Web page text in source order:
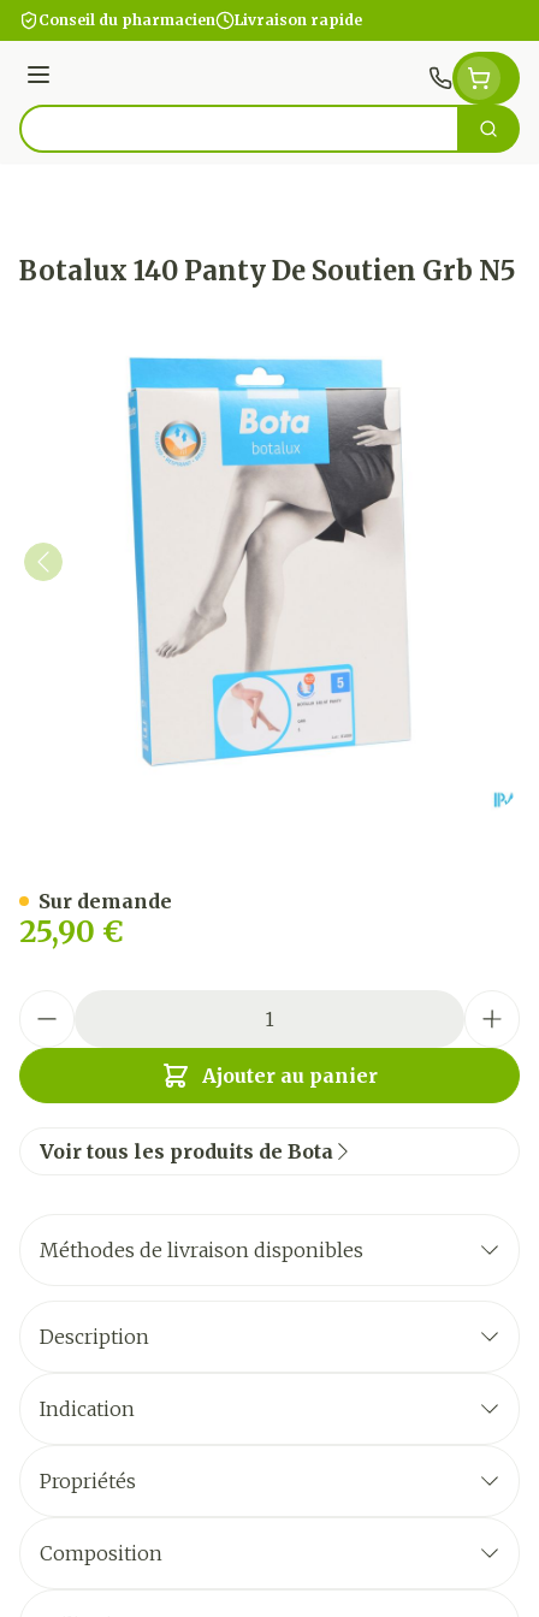
Aller au contenu
Conseil du pharmacien Livraison rapide
Menu
Rechercher
Botalux 140 Panty De Soutien Grb N5
25,90 €
Ajouter au panier
Sur demande
Voir tous les produits de Bota
Méthodes de livraison disponibles
Description
Indication
Propriétés
Composition